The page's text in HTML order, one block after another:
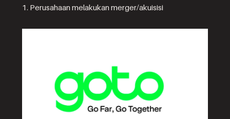
1. Perusahaan melakukan merger/akuisisi